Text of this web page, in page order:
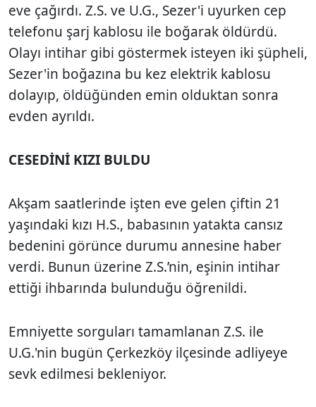
eve çağırdı. Z.S. ve U.G., Sezer'i uyurken cep
telefonu şarj kablosu ile boğarak öldürdü.
Olayı intihar gibi göstermek isteyen iki şüpheli,
Sezer'in boğazına bu kez elektrik kablosu
dolayıp, öldüğünden emin olduktan sonra
evden ayrıldı.
CESEDİNİ KIZI BULDU
Akşam saatlerinde işten eve gelen çiftin 21
yaşındaki kızı H.S., babasının yatakta cansız
bedenini görünce durumu annesine haber
verdi. Bunun üzerine Z.S.’nin, eşinin intihar
ettiği ihbarında bulunduğu öğrenildi.
Emniyette sorguları tamamlanan Z.S. ile
U.G.'nin bugün Çerkezköy ilçesinde adliyeye
sevk edilmesi bekleniyor.